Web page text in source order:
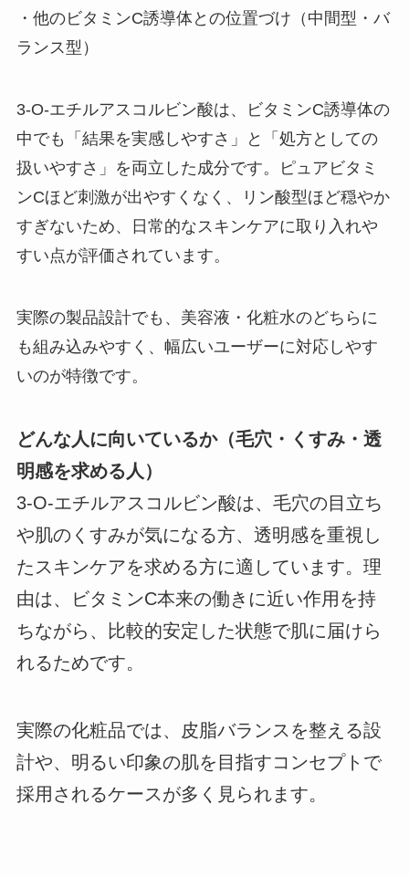
・他のビタミンC誘導体との位置づけ（中間型・バ
ランス型）
3-O-エチルアスコルビン酸は、ビタミンC誘導体の
中でも「結果を実感しやすさ」と「処方としての
扱いやすさ」を両立した成分です。ピュアビタミ
ンCほど刺激が出やすくなく、リン酸型ほど穏やか
すぎないため、日常的なスキンケアに取り入れや
すい点が評価されています。
実際の製品設計でも、美容液・化粧水のどちらに
も組み込みやすく、幅広いユーザーに対応しやす
いのが特徴です。
どんな人に向いているか（毛穴・くすみ・透
明感を求める人）
3-O-エチルアスコルビン酸は、毛穴の目立ち
や肌のくすみが気になる方、透明感を重視し
たスキンケアを求める方に適しています。理
由は、ビタミンC本来の働きに近い作用を持
ちながら、比較的安定した状態で肌に届けら
れるためです。
実際の化粧品では、皮脂バランスを整える設
計や、明るい印象の肌を目指すコンセプトで
採用されるケースが多く見られます。